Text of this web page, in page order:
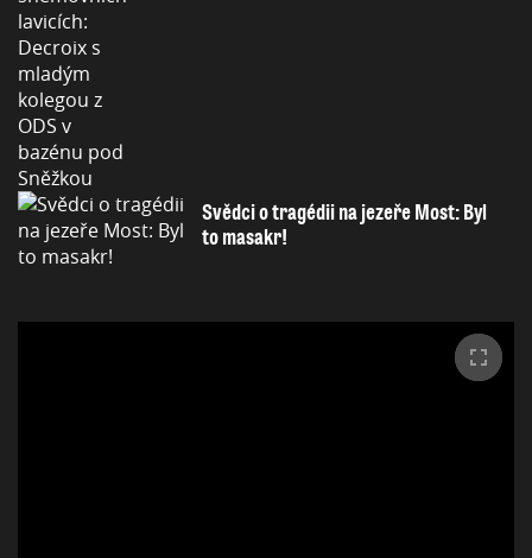
Svědci o tragédii na jezeře Most: Byl
to masakr!